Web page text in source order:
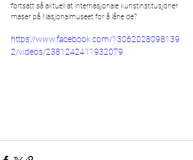
fortsatt så aktuell at internasjonale kunstinstitusjoner
maser på Nasjonalmuseet for å låne de?
https://www.facebook.com/13062028098139
2/videos/2381242411932079